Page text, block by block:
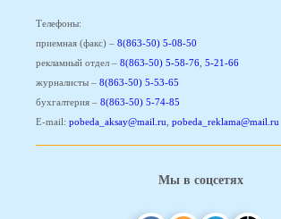
Телефоны:
приемная (факс) – 8(863-50) 5-08-50
рекламный отдел – 8(863-50) 5-58-76, 5-21-66
журналисты – 8(863-50) 5-53-65
бухгалтерия – 8(863-50) 5-74-85
E-mail: pobeda_aksay@mail.ru, pobeda_reklama@mail.ru
Мы в соцсетях